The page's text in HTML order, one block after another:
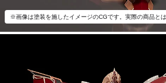
※画像は塗装を施したイメージのCGです。実際の商品とは